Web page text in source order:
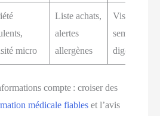
micro
Liste achats,
alertes
allergènes
Visio 4–8
sem.,
digestif
compte : croiser des
médicale fiables et l’avis